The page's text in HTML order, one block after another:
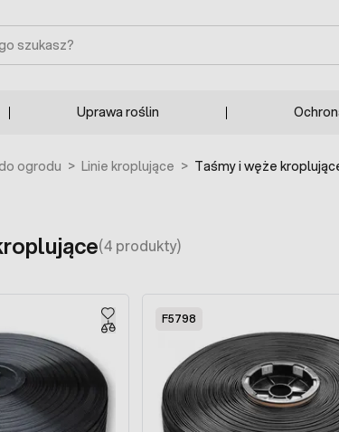
Uprawa roślin
ogrodu > Linie kroplujące > Taśmy i węże
(4 produkty)
F5798